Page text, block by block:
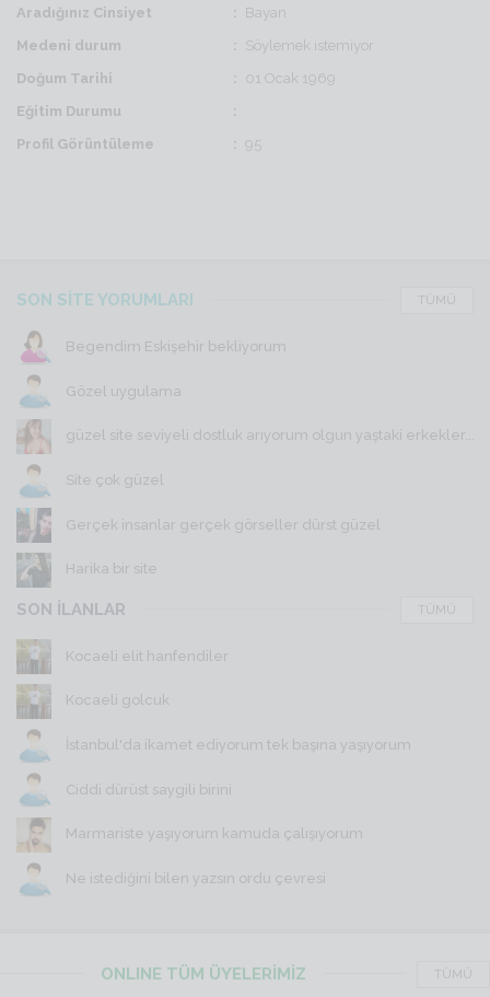
Aradığınız Cinsiyet
Bayan
Medeni durum
Söylemek istemiyor
Doğum Tarihi
01 Ocak 1969
Eğitim Durumu
Profil Görüntüleme
95
SON SİTE YORUMLARI TÜMÜ
Begendim Eskişehir bekliyorum
Gözel uygulama
güzel site seviyeli dostluk arıyorum olgun yaştaki erkekler...
Site çok güzel
Gerçek insanlar gerçek görseller dürst güzel
Harika bir site
SON İLANLAR TÜMÜ
Kocaeli elit hanfendiler
Kocaeli golcuk
İstanbul'da ikamet ediyorum tek başına yaşıyorum
Ciddi dürüst saygili birini
Marmariste yaşıyorum kamuda çalışıyorum
Ne istediğini bilen yazsın ordu çevresi
ONLINE TÜM ÜYELERİMİZ TÜMÜ